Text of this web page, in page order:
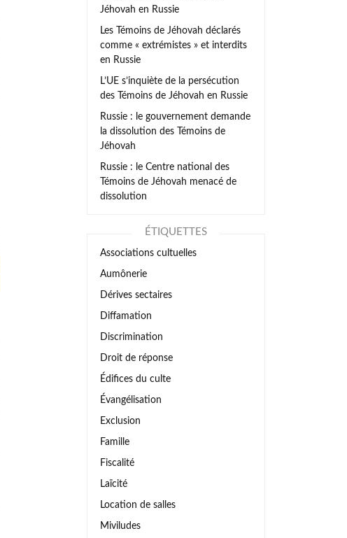
Jéhovah en Russie
Les Témoins de Jéhovah déclarés
comme « extrémistes » et interdits
en Russie
L’UE s’inquiète de la persécution
des Témoins de Jéhovah en Russie
Russie : le gouvernement demande
la dissolution des Témoins de
Jéhovah
Russie : le Centre national des
Témoins de Jéhovah menacé de
dissolution
ÉTIQUETTES
Associations cultuelles
Aumônerie
Dérives sectaires
Diffamation
Discrimination
Droit de réponse
Édifices du culte
Évangélisation
Exclusion
Famille
Fiscalité
Laïcité
Location de salles
Miviludes